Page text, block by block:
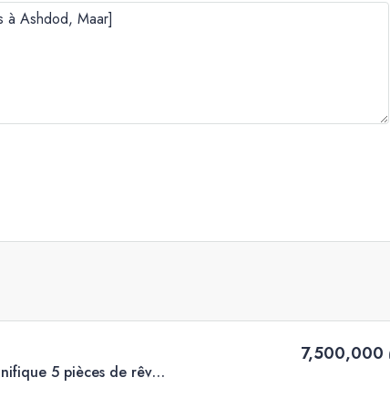
À ne pas manquer ! Magnifique 5 pièces de rêve à vendre, vue imprenable sur la mer, Maar, Ashdod
7,500,000